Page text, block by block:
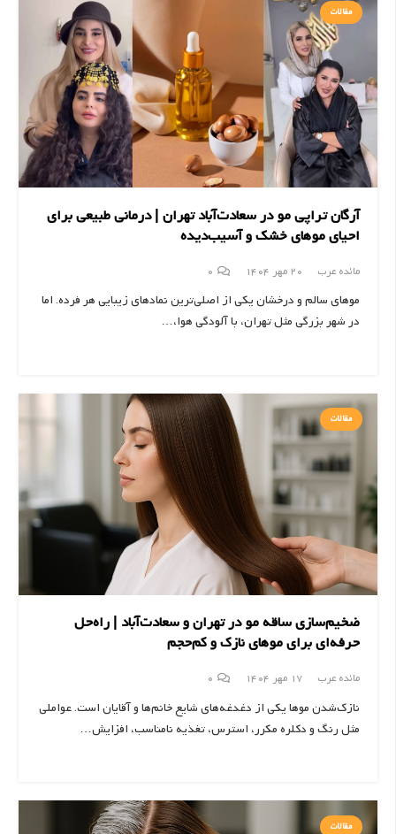
مقالات
آرگان تراپی مو در سعادت‌آباد تهران | درمانی طبیعی برای
احیای موهای خشک و آسیب‌دیده
مائده عرب 20 مهر 1404 0
موهای سالم و درخشان یکی از اصلی‌ترین نمادهای زیبایی هر فرده. اما
در شهر بزرگی مثل تهران، با آلودگی هوا،…
مقالات
ضخیم‌سازی ساقه مو در تهران و سعادت‌آباد | راه‌حل
حرفه‌ای برای موهای نازک و کم‌حجم
مائده عرب 17 مهر 1404 0
نازک‌شدن موها یکی از دغدغه‌های شایع خانم‌ها و آقایان است. عواملی
مثل رنگ و دکلره مکرر، استرس، تغذیه نامناسب، افزایش…
مقالات